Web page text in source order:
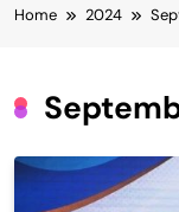
Home 2024